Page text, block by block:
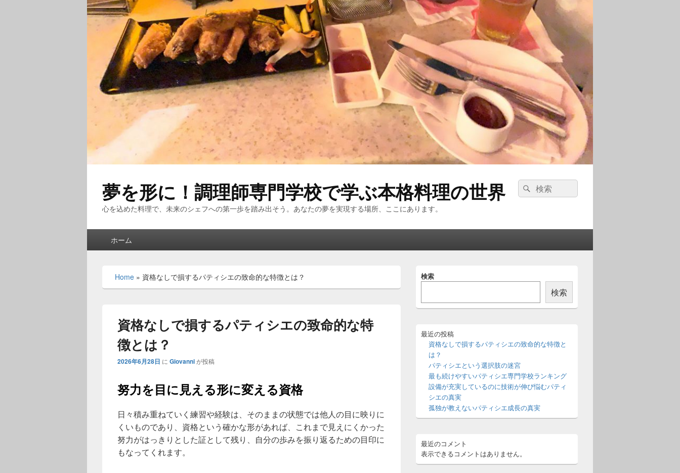
夢を形に！調理師専門学校で学ぶ本格料理の世界
心を込めた料理で、未来のシェフへの第一歩を踏み出そう。あなたの夢を実現する場所、ここにあります。
検
索:
検
索
ホーム
Home » 資格なしで損するパティシエの致命的な特徴とは？
資格なしで損するパティシエの致命的な特
徴とは？
2026年6月28日 に Giovanniが投稿
努力を目に見える形に変える資格
日々積み重ねていく練習や経験は、そのままの状態では他人の目に映りに
くいものであり、資格という確かな形があれば、これまで見えにくかった
努力がはっきりとした証として残り、自分の歩みを振り返るための目印に
もなってくれます。
イ
イ
ー
ア
検索
検索
最近の投稿
資格なしで損するパティシエの致命的な特徴と
は？
パティシエという選択肢の迷宮
最も続けやすいパティシエ専門学校ランキング
設備が充実しているのに技術が伸び悩むパティ
シエの真実
孤独が教えないパティシエ成長の真実
最近のコメント
表示できるコメントはありません。